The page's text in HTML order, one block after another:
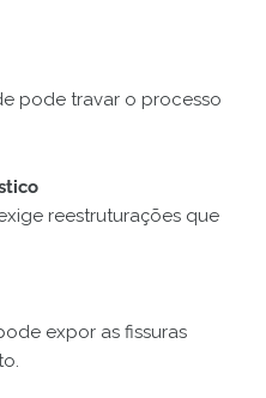
pode travar o processo
reestruturações que
expor as fissuras